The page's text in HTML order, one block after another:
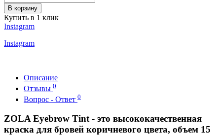
В корзину
Купить в 1 клик
Instagram
Instagram
Описание
Отзывы 0
Вопрос - Ответ 0
ZOLA Eyebrow Tint - это высококачественная
краска для бровей коричневого цвета, объем 15